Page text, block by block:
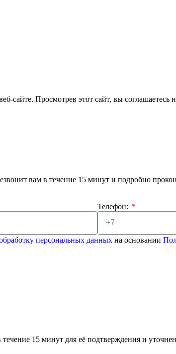
Просмотрев этот сайт, вы соглашаетесь
вам в течение 15 минут и подробно
Телефон:
персональных данных на основании
15 минут для её подтверждения и